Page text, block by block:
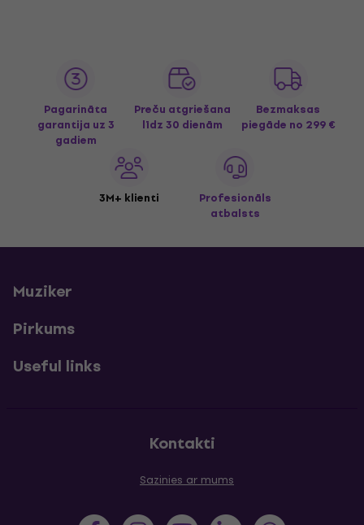
Pagarināta
garantija uz 3
gadiem
Preču atgriešana
līdz 30 dienām
Bezmaksas
piegāde no 299 €
3M+ klienti
Profesionāls
atbalsts
Muziker
Pirkums
Useful links
Kontakti
Sazinies ar mums